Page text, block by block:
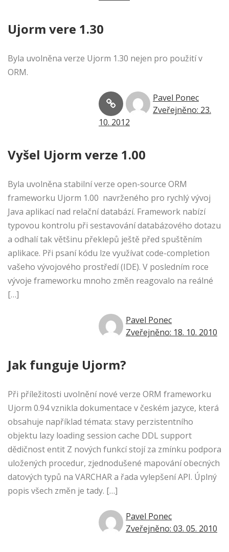
Ujorm vere 1.30
Byla uvolněna verze Ujorm 1.30 nejen pro použití v
ORM.
Pavel Ponec
Zveřejněno: 23.
10. 2012
Vyšel Ujorm verze 1.00
Byla uvolněna stabilní verze open-source ORM
frameworku Ujorm 1.00 navrženého pro rychlý vývoj
Java aplikací nad relační databází. Framework nabízí
typovou kontrolu při sestavování databázového dotazu
a odhalí tak většinu překlepů ještě před spuštěním
aplikace. Při psaní kódu lze využívat code-completion
vašeho vývojového prostředí (IDE). V posledním roce
vývoje frameworku mnoho změn reagovalo na reálné
[…]
Pavel Ponec
Zveřejněno: 18. 10. 2010
Jak funguje Ujorm?
Při příležitosti uvolnění nové verze ORM frameworku
Ujorm 0.94 vznikla dokumentace v českém jazyce, která
obsahuje například témata: stavy perzistentního
objektu lazy loading session cache DDL support
dědičnost entit Z nových funkcí stojí za zmínku podpora
uložených procedur, zjednodušené mapování obecných
datových typů na VARCHAR a řada vylepšení API. Úplný
popis všech změn je tady. […]
Pavel Ponec
Zveřejněno: 03. 05. 2010